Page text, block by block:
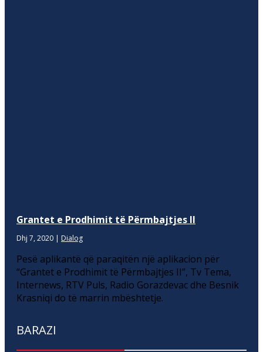
Grantet e Prodhimit të Përmbajtjes II
Dhj 7, 2020 | Dialog
Pesë aplikantë që paraqitën një aplikacion për
“Grantet e Prodhimit të Përmbajtjes II”, Tv Tema,
Internews, RTV Puls, Radio Gorazdevac dhe Besnik
Krasniqi do të marrin mbështetje.
BARAZI